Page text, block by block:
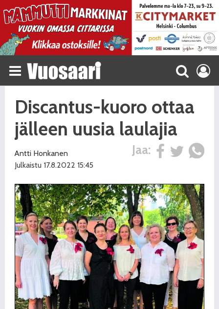
Discantus-kuoro ottaa
jälleen uusia laulajia
Jaa:
Antti Honkanen
Julkaistu 17.8.2022 15:45